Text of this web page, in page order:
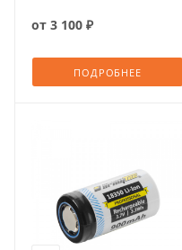
от 3 100 ₽
ПОДРОБНЕЕ